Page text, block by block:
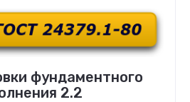
фундаментного
2.2